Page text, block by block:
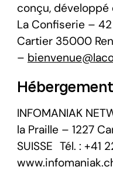
conçu, développé
La Confiserie –
Cartier 35000
–
Hébergement
INFOMANIAK
la Praille – 1227
SUISSE Tél. : +41